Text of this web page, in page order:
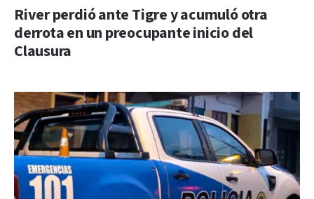
River perdió ante Tigre y acumuló otra
derrota en un preocupante inicio del
Clausura